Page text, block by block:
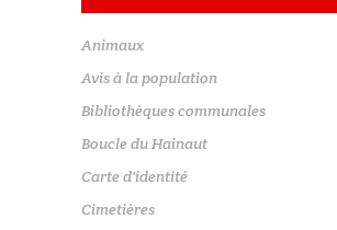
Animaux
Avis à la population
Bibliothèques communales
Boucle du Hainaut
Carte d'identité
Cimetières